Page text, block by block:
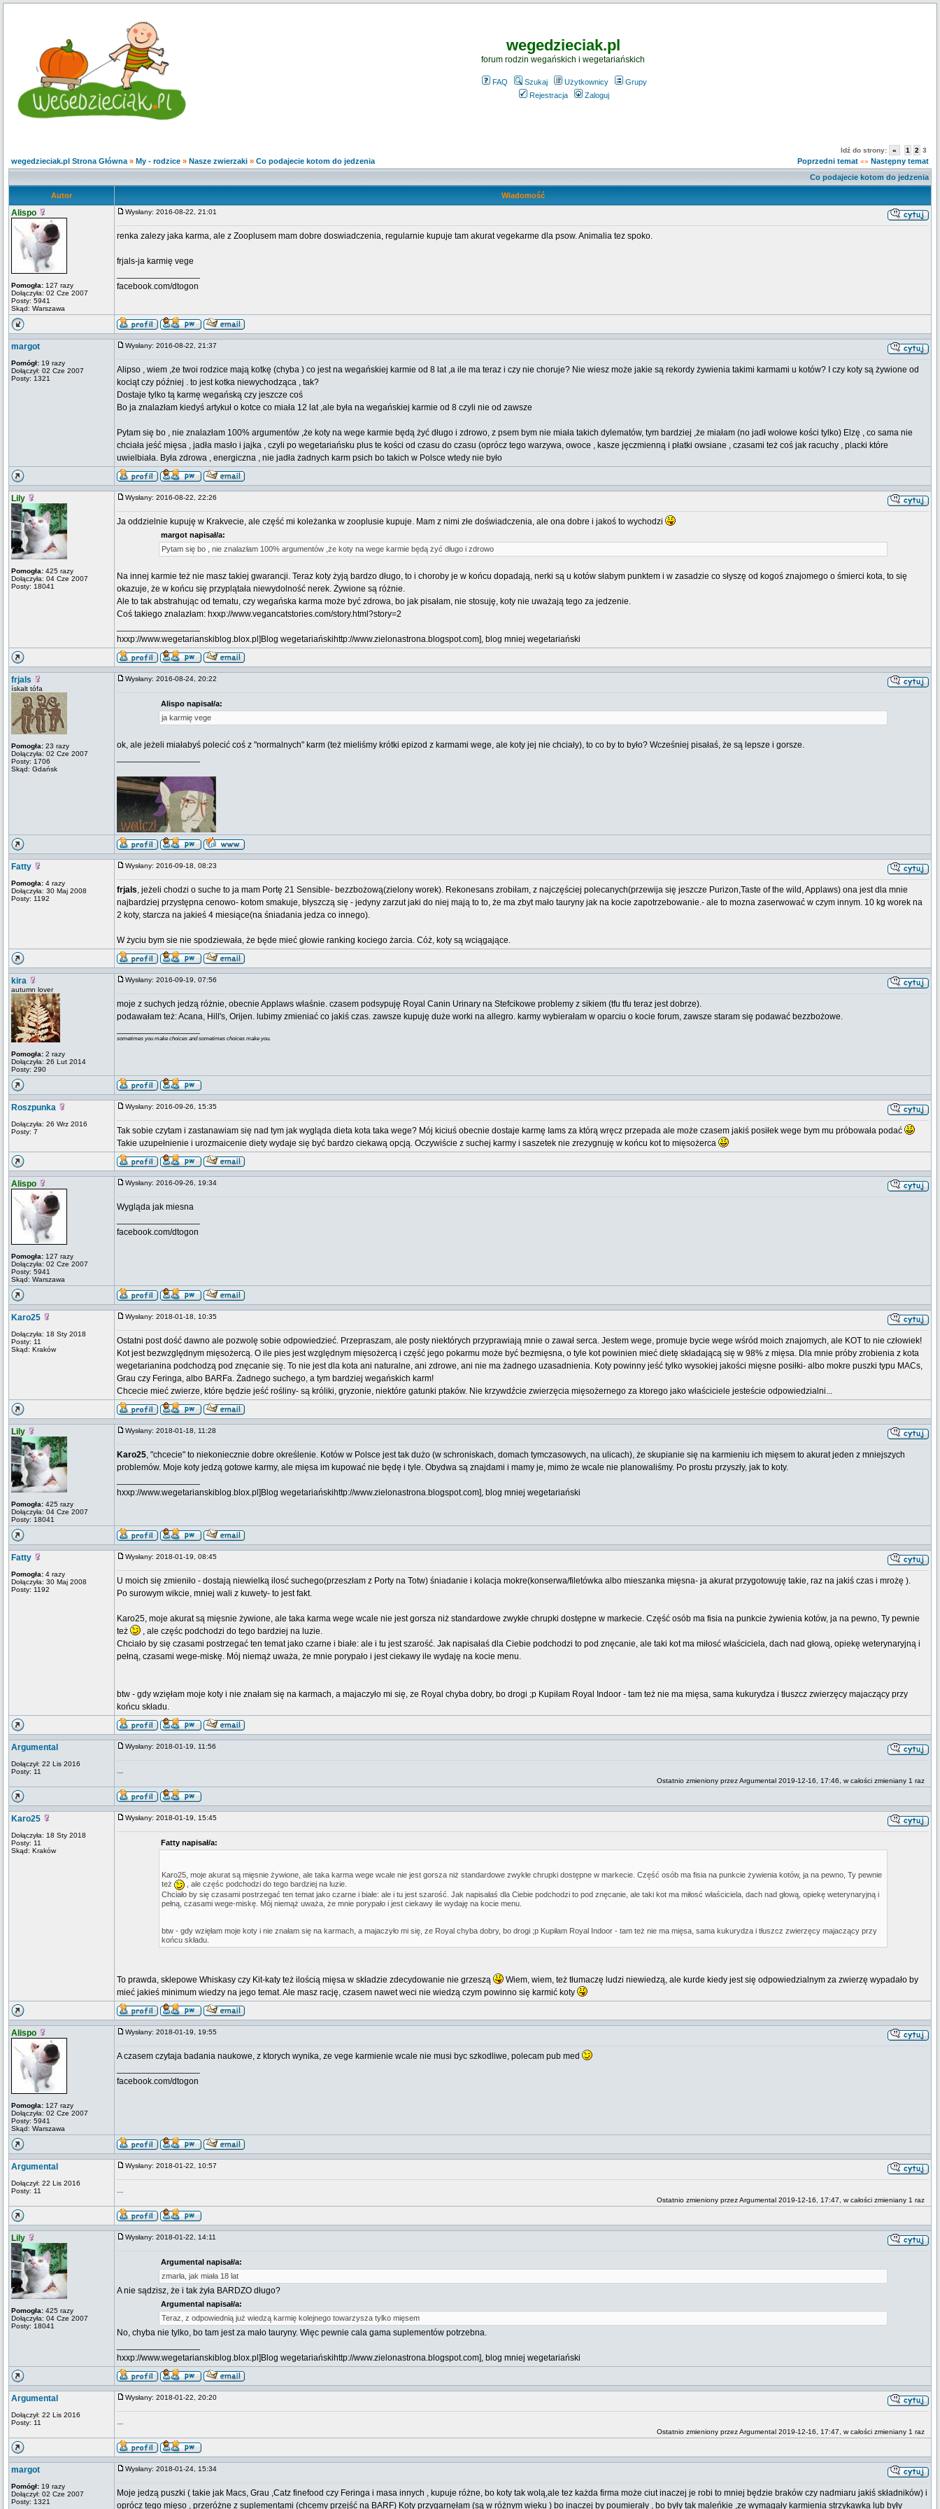
wegedzieciak.pl
forum rodzin wegańskich i wegetariańskich
FAQ Szukaj Użytkownicy
Grupy
Rejestracja
Zaloguj
wegedzieciak.pl Strona Główna » My - rodzice » Nasze zwierzaki » Co podajecie kotom do jedzenia
Idź do strony: « 1 2 3
Poprzedni temat «» Następny temat
Co podajecie kotom do jedzenia
Autor Wiadomość
Alispo
Pomogła: 127 razy
Dołączyła: 02 Cze 2007
Posty: 5941
Skąd: Warszawa
Wysłany: 2016-08-22, 21:01
renka zalezy jaka karma, ale z Zooplusem mam dobre doswiadczenia, regularnie kupuje tam akurat vegekarme dla psow. Animalia tez spoko.
frjals-ja karmię vege
facebook.com/dtogon
margot
Pomógł: 19 razy
Dołączył: 02 Cze 2007
Posty: 1321
Wysłany: 2016-08-22, 21:37
Alipso , wiem ,że twoi rodzice mają kotkę (chyba ) co jest na wegańskiej karmie od 8 lat ,a ile ma teraz i czy nie choruje? Nie wiesz może jakie są rekordy żywienia takimi karmami u kotów? I czy koty są żywione od
kociąt czy później . to jest kotka niewychodząca , tak?
Dostaje tylko tą karmę wegańską czy jeszcze coś
Bo ja znalazłam kiedyś artykuł o kotce co miała 12 lat ,ale była na wegańskiej karmie od 8 czyli nie od zawsze
Pytam się bo , nie znalazłam 100% argumentów ,że koty na wege karmie będą żyć długo i zdrowo, z psem bym nie miała takich dylematów, tym bardziej ,że miałam (no jadł wołowe kości tylko) Elzę , co sama nie
chciała jeść mięsa , jadła masło i jajka , czyli po wegetariańsku plus te kości od czasu do czasu (oprócz tego warzywa, owoce , kasze jęczmienną i płatki owsiane , czasami też coś jak racuchy , placki które
uwielbiała. Była zdrowa , energiczna , nie jadła żadnych karm psich bo takich w Polsce wtedy nie było
Lily
Pomogła: 425 razy
Dołączyła: 04 Cze 2007
Posty: 18041
Wysłany: 2016-08-22, 22:26
Ja oddzielnie kupuję w Krakvecie, ale część mi koleżanka w zooplusie kupuje. Mam z nimi złe doświadczenia, ale ona dobre i jakoś to wychodzi
margot napisał/a:
Pytam się bo , nie znalazłam 100% argumentów ,że koty na wege karmie będą żyć długo i zdrowo
Na innej karmie też nie masz takiej gwarancji. Teraz koty żyją bardzo długo, to i choroby je w końcu dopadają, nerki są u kotów słabym punktem i w zasadzie co słyszę od kogoś znajomego o śmierci kota, to się
okazuje, że w końcu się przyplątała niewydolność nerek. Żywione są różnie.
Ale to tak abstrahując od tematu, czy wegańska karma może być zdrowa, bo jak pisałam, nie stosuję, koty nie uważają tego za jedzenie.
Coś takiego znalazłam: hxxp://www.vegancatstories.com/story.html?story=2
hxxp://www.wegetarianskiblog.blox.pl]Blog wegetariańskihttp://www.zielonastrona.blogspot.com], blog mniej wegetariański
frjals
ískalt tófa
Pomogła: 23 razy
Dołączyła: 02 Cze 2007
Posty: 1706
Skąd: Gdańsk
Wysłany: 2016-08-24, 20:22
Alispo napisał/a:
ja karmię vege
ok, ale jeżeli miałabyś polecić coś z "normalnych" karm (też mieliśmy krótki epizod z karmami wege, ale koty jej nie chciały), to co by to było? Wcześniej pisałaś, że są lepsze i gorsze.
Fatty
Pomogła: 4 razy
Dołączyła: 30 Maj 2008
Posty: 1192
Wysłany: 2016-09-18, 08:23
frjals, jeżeli chodzi o suche to ja mam Portę 21 Sensible- bezzbożową(zielony worek). Rekonesans zrobiłam, z najczęściej polecanych(przewija się jeszcze Purizon,Taste of the wild, Applaws) ona jest dla mnie
najbardziej przystępna cenowo- kotom smakuje, błyszczą się - jedyny zarzut jaki do niej mają to to, że ma zbyt mało tauryny jak na kocie zapotrzebowanie.- ale to mozna zaserwować w czym innym. 10 kg worek na
2 koty, starcza na jakieś 4 miesiące(na śniadania jedza co innego).
W życiu bym sie nie spodziewała, że będe mieć głowie ranking kociego żarcia. Cóż, koty są wciągające.
kira
autumn lover
Pomogła: 2 razy
Dołączyła: 26 Lut 2014
Posty: 290
Wysłany: 2016-09-19, 07:56
moje z suchych jedzą różnie, obecnie Applaws właśnie. czasem podsypuję Royal Canin Urinary na Stefcikowe problemy z sikiem (tfu tfu teraz jest dobrze).
podawałam też: Acana, Hill's, Orijen. lubimy zmieniać co jakiś czas. zawsze kupuję duże worki na allegro. karmy wybierałam w oparciu o kocie forum, zawsze staram się podawać bezzbożowe.
sometimes you make choices and sometimes choices make you.
Roszpunka
Dołączyła: 26 Wrz 2016
Posty: 7
Wysłany: 2016-09-26, 15:35
Tak sobie czytam i zastanawiam się nad tym jak wygląda dieta kota taka wege? Mój kiciuś obecnie dostaje karmę Iams za którą wręcz przepada ale może czasem jakiś posiłek wege bym mu próbowała podać
Takie uzupełnienie i urozmaicenie diety wydaje się być bardzo ciekawą opcją. Oczywiście z suchej karmy i saszetek nie zrezygnuję w końcu kot to mięsożerca
Alispo
Pomogła: 127 razy
Dołączyła: 02 Cze 2007
Posty: 5941
Skąd: Warszawa
Wysłany: 2016-09-26, 19:34
Wygląda jak miesna
facebook.com/dtogon
Karo25
Dołączyła: 18 Sty 2018
Posty: 11
Skąd: Kraków
Wysłany: 2018-01-18, 10:35
Ostatni post dość dawno ale pozwolę sobie odpowiedzieć. Przepraszam, ale posty niektórych przyprawiają mnie o zawał serca. Jestem wege, promuje bycie wege wśród moich znajomych, ale KOT to nie człowiek!
Kot jest bezwzględnym mięsożercą. O ile pies jest względnym mięsożercą i część jego pokarmu może być bezmięsna, o tyle kot powinien mieć dietę składającą się w 98% z mięsa. Dla mnie próby zrobienia z kota
wegetarianina podchodzą pod znęcanie się. To nie jest dla kota ani naturalne, ani zdrowe, ani nie ma żadnego uzasadnienia. Koty powinny jeść tylko wysokiej jakości mięsne posiłki- albo mokre puszki typu MACs,
Grau czy Feringa, albo BARFa. Żadnego suchego, a tym bardziej wegańskich karm!
Chcecie mieć zwierze, które będzie jeść rośliny- są króliki, gryzonie, niektóre gatunki ptaków. Nie krzywdźcie zwierzęcia mięsożernego za ktorego jako właściciele jesteście odpowiedzialni...
Lily
Pomogła: 425 razy
Dołączyła: 04 Cze 2007
Posty: 18041
Wysłany: 2018-01-18, 11:28
Karo25, "chcecie" to niekoniecznie dobre określenie. Kotów w Polsce jest tak dużo (w schroniskach, domach tymczasowych, na ulicach), że skupianie się na karmieniu ich mięsem to akurat jeden z mniejszych
problemów. Moje koty jedzą gotowe karmy, ale mięsa im kupować nie będę i tyle. Obydwa są znajdami i mamy je, mimo że wcale nie planowaliśmy. Po prostu przyszły, jak to koty.
hxxp://www.wegetarianskiblog.blox.pl]Blog wegetariańskihttp://www.zielonastrona.blogspot.com], blog mniej wegetariański
Fatty
Pomogła: 4 razy
Dołączyła: 30 Maj 2008
Posty: 1192
Wysłany: 2018-01-19, 08:45
U moich się zmieniło - dostają niewielką ilosć suchego(przeszłam z Porty na Totw) śniadanie i kolacja mokre(konserwa/filetówka albo mieszanka mięsna- ja akurat przygotowuję takie, raz na jakiś czas i mrożę ).
Po surowym wikcie, mniej wali z kuwety- to jest fakt.
Karo25, moje akurat są mięsnie żywione, ale taka karma wege wcale nie jest gorsza niż standardowe zwykłe chrupki dostępne w markecie. Część osób ma fisia na punkcie żywienia kotów, ja na pewno, Ty pewnie
też
, ale częśc podchodzi do tego bardziej na luzie.
Chciało by się czasami postrzegać ten temat jako czarne i białe: ale i tu jest szarość. Jak napisałaś dla Ciebie podchodzi to pod znęcanie, ale taki kot ma miłosć właściciela, dach nad głową, opiekę weterynaryjną i
pełną, czasami wege-miskę. Mój niemąż uważa, że mnie porypało i jest ciekawy ile wydaję na kocie menu.
btw - gdy wzięłam moje koty i nie znałam się na karmach, a majaczyło mi się, ze Royal chyba dobry, bo drogi ;p Kupiłam Royal Indoor - tam też nie ma mięsa, sama kukurydza i tłuszcz zwierzęcy majaczący przy
końcu składu.
Argumental
Dołączył: 22 Lis 2016
Posty: 11
Wysłany: 2018-01-19, 11:56
...
Ostatnio zmieniony przez Argumental 2019-12-16, 17:46, w całości zmieniany 1 raz
Karo25
Dołączyła: 18 Sty 2018
Posty: 11
Skąd: Kraków
Wysłany: 2018-01-19, 15:45
Fatty napisał/a:
Karo25, moje akurat są mięsnie żywione, ale taka karma wege wcale nie jest gorsza niż standardowe zwykłe chrupki dostępne w markecie. Część osób ma fisia na punkcie żywienia kotów, ja na pewno, Ty pewnie
też
, ale częśc podchodzi do tego bardziej na luzie.
Chciało by się czasami postrzegać ten temat jako czarne i białe: ale i tu jest szarość. Jak napisałaś dla Ciebie podchodzi to pod znęcanie, ale taki kot ma miłosć właściciela, dach nad głową, opiekę weterynaryjną i
pełną, czasami wege-miskę. Mój niemąż uważa, że mnie porypało i jest ciekawy ile wydaję na kocie menu.
btw - gdy wzięłam moje koty i nie znałam się na karmach, a majaczyło mi się, ze Royal chyba dobry, bo drogi ;p Kupiłam Royal Indoor - tam też nie ma mięsa, sama kukurydza i tłuszcz zwierzęcy majaczący przy
końcu składu.
To prawda, sklepowe Whiskasy czy Kit-katy też ilością mięsa w składzie zdecydowanie nie grzeszą
Wiem, wiem, też tłumaczę ludzi niewiedzą, ale kurde kiedy jest się odpowiedzialnym za zwierzę wypadało by
mieć jakieś minimum wiedzy na jego temat. Ale masz rację, czasem nawet weci nie wiedzą czym powinno się karmić koty
Alispo
Pomogła: 127 razy
Dołączyła: 02 Cze 2007
Posty: 5941
Skąd: Warszawa
Wysłany: 2018-01-19, 19:55
A czasem czytaja badania naukowe, z ktorych wynika, ze vege karmienie wcale nie musi byc szkodliwe, polecam pub med
facebook.com/dtogon
Argumental
Dołączył: 22 Lis 2016
Posty: 11
Wysłany: 2018-01-22, 10:57
...
Ostatnio zmieniony przez Argumental 2019-12-16, 17:47, w całości zmieniany 1 raz
Lily
Pomogła: 425 razy
Dołączyła: 04 Cze 2007
Posty: 18041
Wysłany: 2018-01-22, 14:11
Argumental napisał/a:
zmarła, jak miała 18 lat
A nie sądzisz, że i tak żyła BARDZO długo?
Argumental napisał/a:
Teraz, z odpowiednią już wiedzą karmię kolejnego towarzysza tylko mięsem
No, chyba nie tylko, bo tam jest za mało tauryny. Więc pewnie cala gama suplementów potrzebna.
hxxp://www.wegetarianskiblog.blox.pl]Blog wegetariańskihttp://www.zielonastrona.blogspot.com], blog mniej wegetariański
Argumental
Dołączył: 22 Lis 2016
Posty: 11
Wysłany: 2018-01-22, 20:20
...
Ostatnio zmieniony przez Argumental 2019-12-16, 17:47, w całości zmieniany 1 raz
margot
Pomógł: 19 razy
Dołączył: 02 Cze 2007
Posty: 1321
Wysłany: 2018-01-24, 15:34
Moje jedzą puszki ( takie jak Macs, Grau ,Catz finefood czy Feringa i masa innych , kupuje różne, bo koty tak wolą,ale tez każda firma może ciut inaczej je robi to mniej będzie braków czy nadmiaru jakiś składników) i
oprócz tego mięso , przeróżne z suplementami (chcemy przejść na BARF) Koty przygarnęłam (są w różnym wieku ) bo inaczej by poumierały , bo były tak maleńkie ,ze wymagały karmienia strzykawka lub były